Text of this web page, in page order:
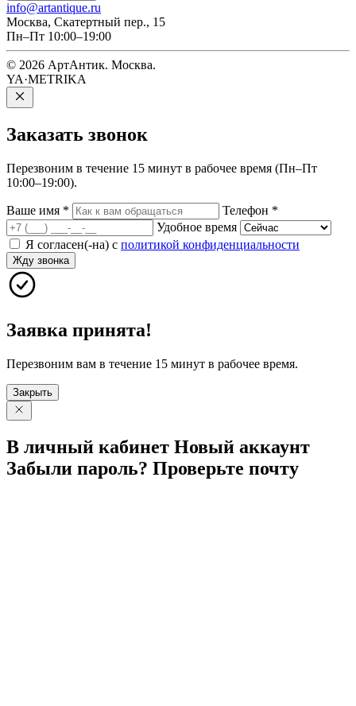
info@artantique.ru
Москва, Скатертный пер., 15
Пн–Пт 10:00–19:00
© 2026 АртАнтик. Москва.
YA·METRIKA
Заказать звонок
Перезвоним в течение 15 минут в рабочее время (Пн–Пт
10:00–19:00).
Ваше имя * Телефон *
Удобное время
Я согласен(-на) с политикой конфиденциальности
Жду звонка
Заявка принята!
Перезвоним вам в течение 15 минут в рабочее время.
Закрыть
В личный кабинет Новый аккаунт
Забыли пароль? Проверьте почту